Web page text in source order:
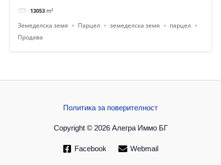
13053 m²
Земеделска земя Парцел земеделска земя
парцел
Продава
Политика за поверителност
Copyright © 2026 Алегра Иммо БГ
Facebook Webmail